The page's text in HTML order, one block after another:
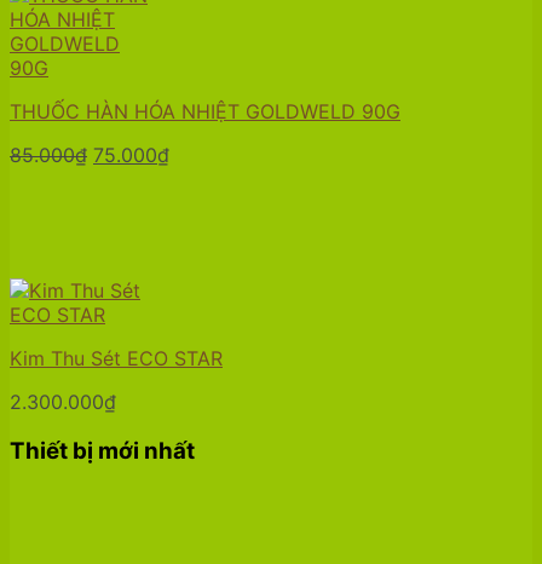
THUỐC HÀN HÓA NHIỆT GOLDWELD 90G
85.000₫ Giá
75.000₫Giá
Kim Thu Sét ECO STAR
2.300.000₫
Thiết bị mới nhất